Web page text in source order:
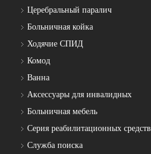
Церебральный паралич
Больничная койка
Ходячие СПИД
Комод
Ванна
Аксессуары для инвалидных
Больничная мебель
Серия реабилитационных средств
Служба поиска